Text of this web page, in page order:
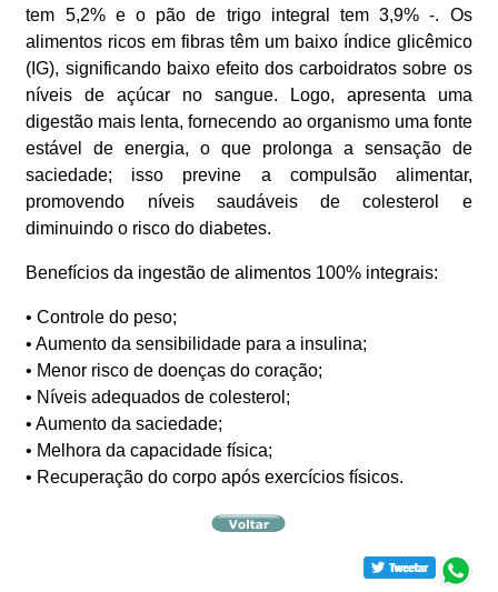
tem 5,2% e o pão de trigo integral tem 3,9% -. Os
alimentos ricos em fibras têm um baixo índice glicêmico
(IG), significando baixo efeito dos carboidratos sobre os
níveis de açúcar no sangue. Logo, apresenta uma
digestão mais lenta, fornecendo ao organismo uma fonte
estável de energia, o que prolonga a sensação de
saciedade; isso previne a compulsão alimentar,
promovendo níveis saudáveis de colesterol e
diminuindo o risco do diabetes.
Benefícios da ingestão de alimentos 100% integrais:
• Controle do peso;
• Aumento da sensibilidade para a insulina;
• Menor risco de doenças do coração;
• Níveis adequados de colesterol;
• Aumento da saciedade;
• Melhora da capacidade física;
• Recuperação do corpo após exercícios físicos.